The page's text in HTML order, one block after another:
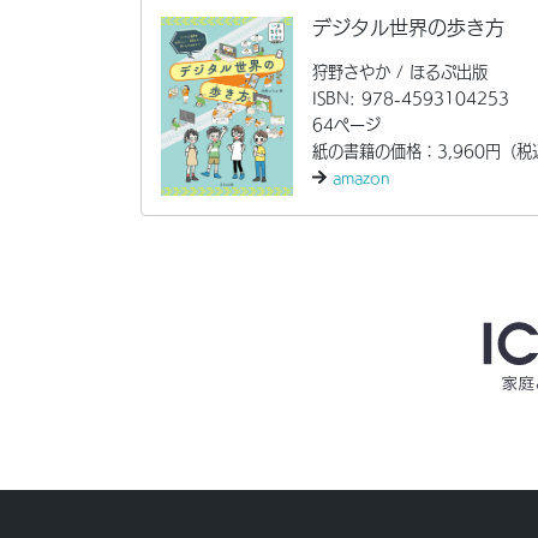
デジタル世界の歩き方
狩野さやか / ほるぷ出版
ISBN: 978-4593104253
64ページ
紙の書籍の価格：3,960円（税
amazon